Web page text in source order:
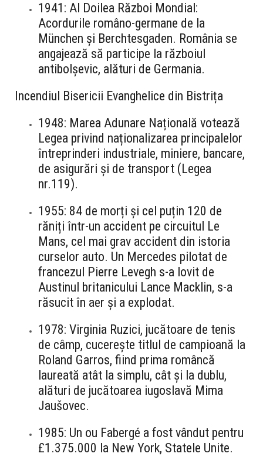
1941: Al Doilea Război Mondial:
Acordurile româno-germane de la
München și Berchtesgaden. România se
angajează să participe la războiul
antibolșevic, alături de Germania.
Incendiul Bisericii Evanghelice din Bistrița
1948: Marea Adunare Națională votează
Legea privind naționalizarea principalelor
întreprinderi industriale, miniere, bancare,
de asigurări și de transport (Legea
nr.119).
1955: 84 de morți și cel puțin 120 de
răniți într-un accident pe circuitul Le
Mans, cel mai grav accident din istoria
curselor auto. Un Mercedes pilotat de
francezul Pierre Levegh s-a lovit de
Austinul britanicului Lance Macklin, s-a
răsucit în aer și a explodat.
1978: Virginia Ruzici, jucătoare de tenis
de câmp, cucerește titlul de campioană la
Roland Garros, fiind prima româncă
laureată atât la simplu, cât și la dublu,
alături de jucătoarea iugoslavă Mima
Jaušovec.
1985: Un ou Fabergé a fost vândut pentru
£1.375.000 la New York, Statele Unite.